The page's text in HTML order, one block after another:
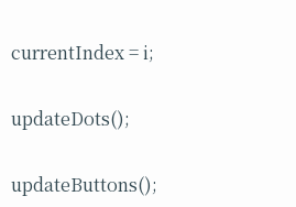
currentIndex = i;
updateDots();
updateButtons();